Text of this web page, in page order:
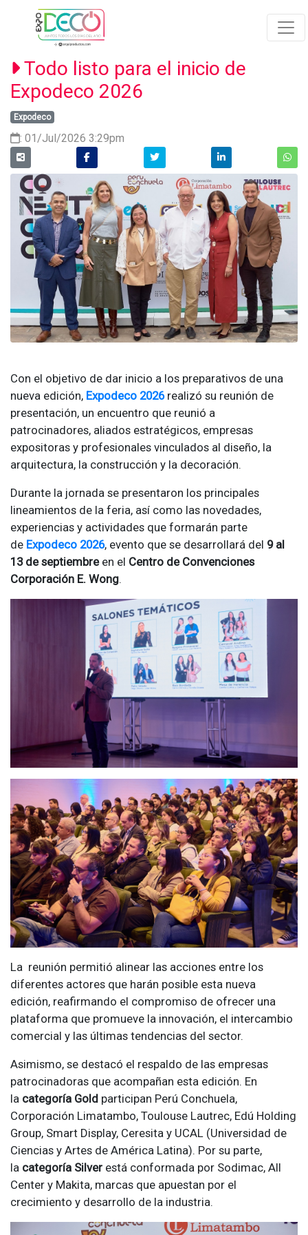
Todo listo para el inicio de
Expodeco 2026
Expodeco
: 01/Jul/2026 3:29pm
Con el objetivo de dar inicio a los preparativos de una
nueva edición, Expodeco 2026realizó su reunión de
presentación, un encuentro que reunió a
patrocinadores, aliados estratégicos, empresas
expositoras y profesionales vinculados al diseño, la
arquitectura, la construcción y la decoración.
Durante la jornada se presentaron los principales
lineamientos de la feria, así como las novedades,
experiencias y actividades que formarán parte
de Expodeco 2026, evento que se desarrollará del 9 al
13 de septiembreen el Centro de Convenciones
Corporación E. Wong.
La reunión permitió alinear las acciones entre los
diferentes actores que harán posible esta nueva
edición, reafirmando el compromiso de ofrecer una
plataforma que promueve la innovación, el intercambio
comercial y las últimas tendencias del sector.
Asimismo, se destacó el respaldo de las empresas
patrocinadoras que acompañan esta edición. En
la categoría Gold participan Perú Conchuela,
Corporación Limatambo, Toulouse Lautrec, Edú Holding
Group, Smart Display, Ceresita y UCAL (Universidad de
Ciencias y Artes de América Latina). Por su parte,
la categoría Silver está conformada por Sodimac, All
Center y Makita, marcas que apuestan por el
crecimiento y desarrollo de la industria.